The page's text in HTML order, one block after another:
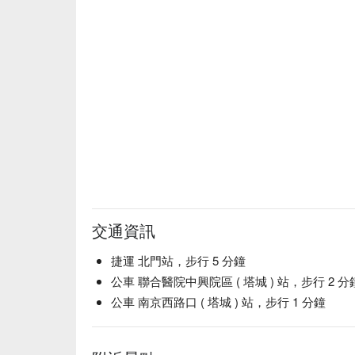
交通資訊
捷運 北門站，步行 5 分鐘
公車 聯合醫院中興院區 ( 塔城 ) 站，步行 2 分
公車 南京西路口 ( 塔城 ) 站，步行 1 分鐘